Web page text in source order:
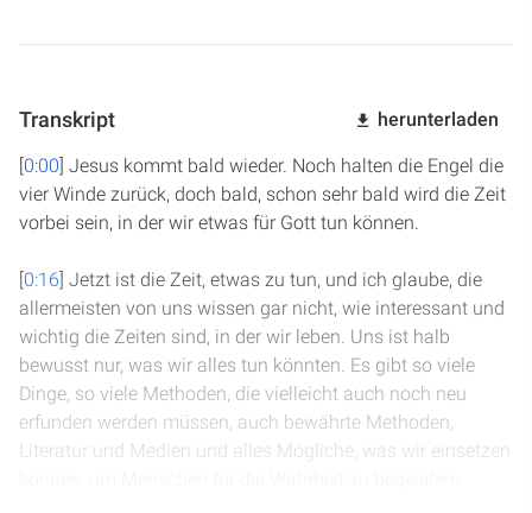
Transkript herunterladen
[0:00] Jesus kommt bald wieder. Noch halten die Engel die
vier Winde zurück, doch bald, schon sehr bald wird die Zeit
vorbei sein, in der wir etwas für Gott tun können.
[0:16] Jetzt ist die Zeit, etwas zu tun, und ich glaube, die
allermeisten von uns wissen gar nicht, wie interessant und
wichtig die Zeiten sind, in der wir leben. Uns ist halb
bewusst nur, was wir alles tun könnten. Es gibt so viele
Dinge, so viele Methoden, die vielleicht auch noch neu
erfunden werden müssen, auch bewährte Methoden,
Literatur und Medien und alles Mögliche, was wir einsetzen